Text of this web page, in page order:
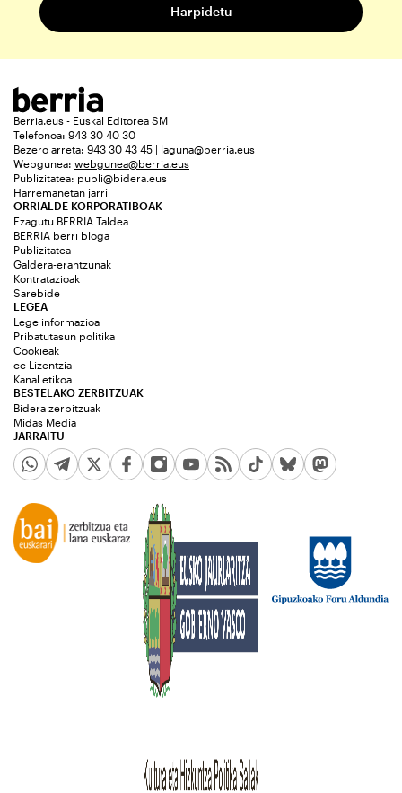
Berria.eus - Euskal Editorea SM
Telefonoa: 943 30 40 30
Bezero arreta: 943 30 43 45 | laguna@berria.eus
Webgunea: webgunea@berria.eus
Publizitatea: publi@bidera.eus
Harremanetan jarri
ORRIALDE KORPORATIBOAK
Ezagutu BERRIA Taldea
BERRIA berri bloga
Publizitatea
Galdera-erantzunak
Kontratazioak
Sarebide
JARRAITU
LEGEA
Lege informazioa
Pribatutasun politika
Cookieak
cc Lizentzia
Kanal etikoa
BESTELAKO ZERBITZUAK
Bidera zerbitzuak
Midas Media